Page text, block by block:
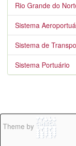
Rio Grande do
Sistema
Sistema de
Sistema Portuário
Theme by